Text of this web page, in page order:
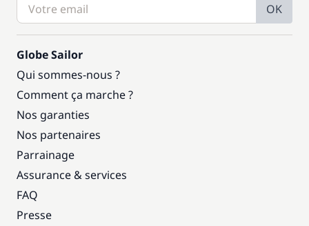
OK
Globe Sailor
Qui sommes-nous ?
Comment ça marche ?
Nos garanties
Nos partenaires
Parrainage
Assurance & services
FAQ
Presse